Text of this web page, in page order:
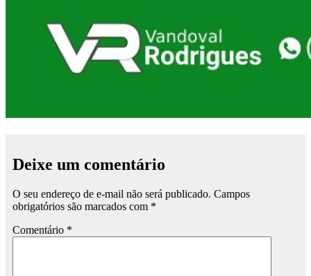
Deixe um comentário
O seu endereço de e-mail não será publicado. Campos
obrigatórios são marcados com *
Comentário *